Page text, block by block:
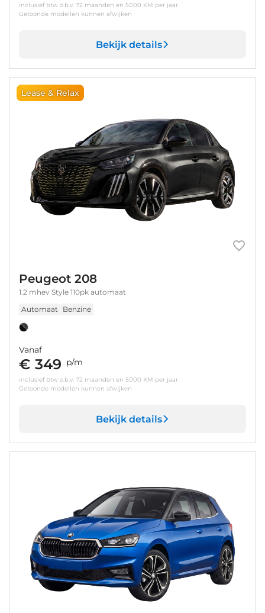
inclusief btw o.b.v. 72 maanden en 5000 KM per jaar.
Getoonde modellen kunnen afwijken
Bekijk details
Lease & Relax
Peugeot 208
1.2 mhev Style 110pk automaat
Automaat Benzine
Vanaf
€ 349 p/m
inclusief btw o.b.v. 72 maanden en 5000 KM per jaar.
Getoonde modellen kunnen afwijken
Bekijk details